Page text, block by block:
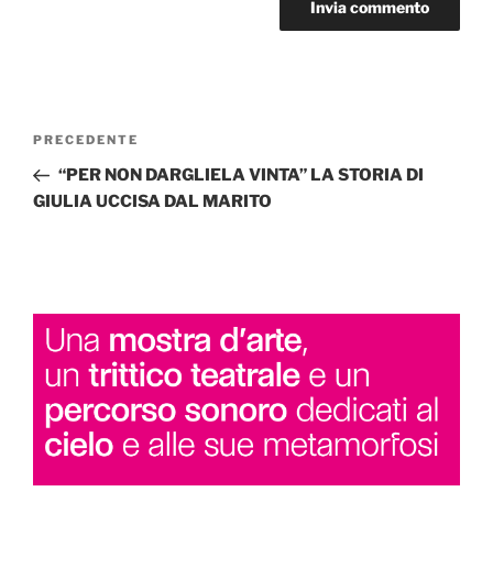
Navigazione
Articolo
precedente:
PRECEDENTE
“PER NON DARGLIELA VINTA” LA STORIA DI
GIULIA UCCISA DAL MARITO